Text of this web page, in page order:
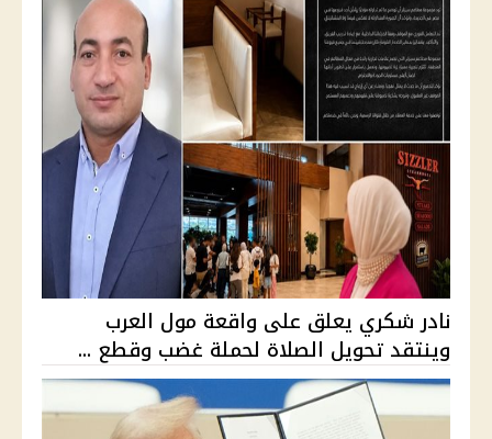
نادر شكري يعلق على واقعة مول العرب
وينتقد تحويل الصلاة لحملة غضب وقطع ...